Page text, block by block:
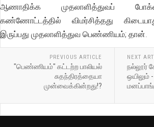
ஆணாதிக்க முதலாளித்துவப்
கண்ணோட்டத்தில் விமர்சித்தது
இருப்பது முதலாளித்துவ பெண்ணியம்; தான்.
PREVIOUS ARTICLE
"பெண்ணியம்" கட்டற்ற பாலியல்
சுதந்திரத்தையா
முன்வைக்கின்றது!?
NEXT
நல்லூர்
ஒயிலும்